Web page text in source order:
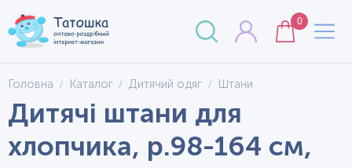
0
Головна Каталог Дитячий одяг Штани
Дитячі штани для
хлопчика, р.98-164 см,